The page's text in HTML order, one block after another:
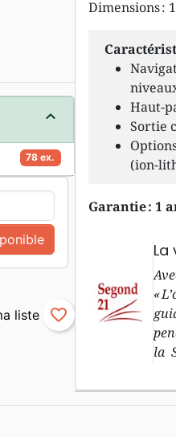
Dimensions :
Haut-
Sortie
(ion-
Garantie : 1
La
«
la
78 ex.
favorite_border